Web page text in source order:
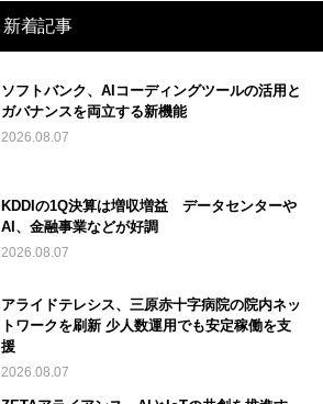
新着記事
ソフトバンク、AIコーディングツールの活用と
ガバナンスを両立する新機能
2026.08.07
KDDIの1Q決算は増収増益 データセンターや
AI、金融事業などが好調
2026.08.07
アライドテレシス、三原赤十字病院の院内ネッ
トワークを刷新 少人数運用でも安定稼働を支
援
2026.08.07